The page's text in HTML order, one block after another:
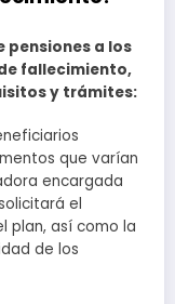
pensiones a los
fallecimiento,
y trámites:
que varían
encargada
el
plan, así como la
de los